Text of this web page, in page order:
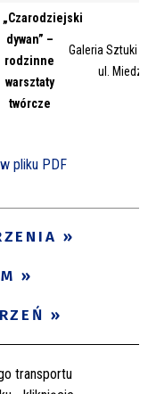
„Czarodziejski
dywan” –
rodzinne
warsztaty
twórcze
Galeria Sztuki
ul.
pliku PDF